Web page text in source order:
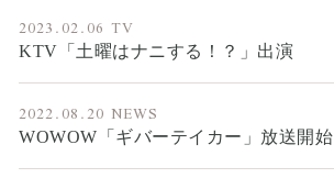
2023.02.06 TV
KTV「土曜はナニする！？」出演
2022.08.20 NEWS
WOWOW「ギバーテイカー」放送開始